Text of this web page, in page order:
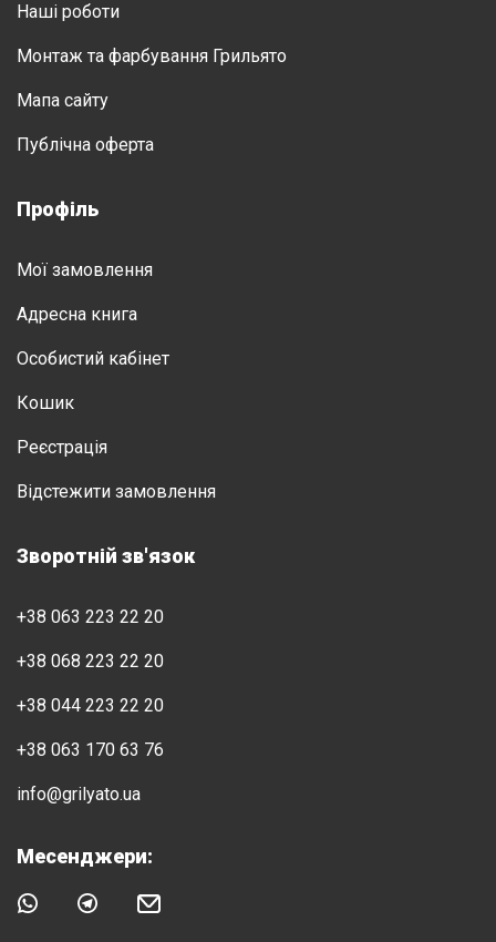
Нашi роботи
Монтаж та фарбування Грильято
Мапа сайту
Публічна оферта
Профіль
Мої замовлення
Адресна книга
Особистий кабінет
Кошик
Реєстрація
Відстежити замовлення
Зворотній зв'язок
+38 063 223 22 20
+38 068 223 22 20
+38 044 223 22 20
+38 063 170 63 76
info@grilyato.ua
Месенджери: